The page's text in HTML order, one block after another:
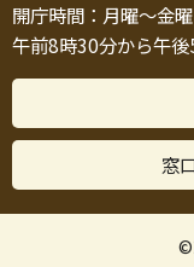
開庁時間：月曜～金
午前8時30分から午
窓